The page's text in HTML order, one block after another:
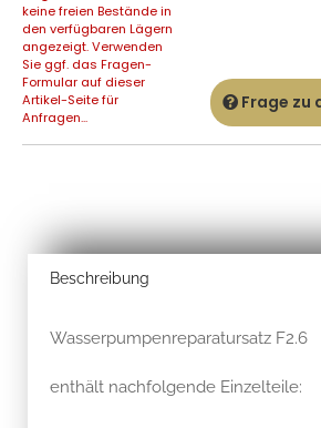
keine freien Bestände in
den verfügbaren Lägern
angezeigt. Verwenden
Sie ggf. das Fragen-
Formular auf dieser
Artikel-Seite für
Anfragen...
Frage zu
Beschreibung
Wasserpumpenreparatursatz F2.6
enthält nachfolgende Einzelteile: